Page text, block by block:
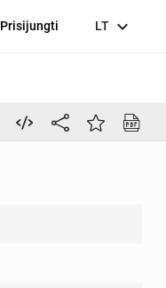
Prisijungti LT expand_more